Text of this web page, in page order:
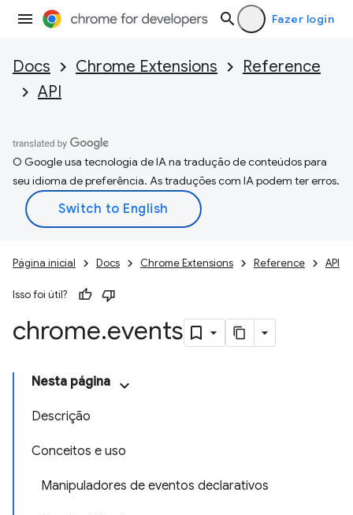
Fazer login
Docs Chrome Extensions
Reference
API
O Google usa tecnologia de IA na tradução de conteúdos para
seu idioma de preferência. As traduções com IA podem ter erros.
Página inicial Docs Chrome Extensions Reference API
Isso foi útil?
chrome.events
Nesta página
Descrição
Conceitos e uso
Manipuladores de eventos declarativos